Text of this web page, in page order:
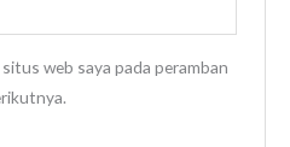
web saya pada peramban